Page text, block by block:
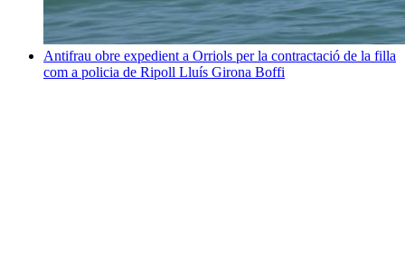
Antifrau obre expedient a Orriols per la contractació de la filla
com a policia de Ripoll Lluís Girona Boffi